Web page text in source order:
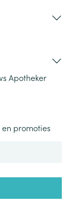
Apotheker
promoties